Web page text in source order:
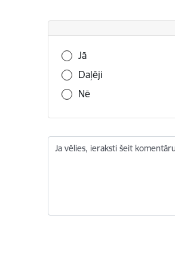
Vai šī informācija bija
Jā
Daļēji
Nē
Ja vēlies, ieraksti šeit komentāru